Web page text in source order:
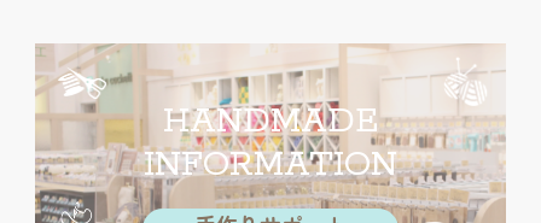
HANDMADE
INFORMATION